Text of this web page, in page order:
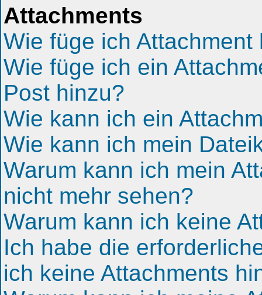
Attachments
Wie füge ich Attachment
Wie füge ich ein
Post hinzu?
Wie kann ich ein
Wie kann ich mein
Warum kann ich mein
nicht mehr sehen?
Warum kann ich keine
Ich habe die
ich keine Attachments